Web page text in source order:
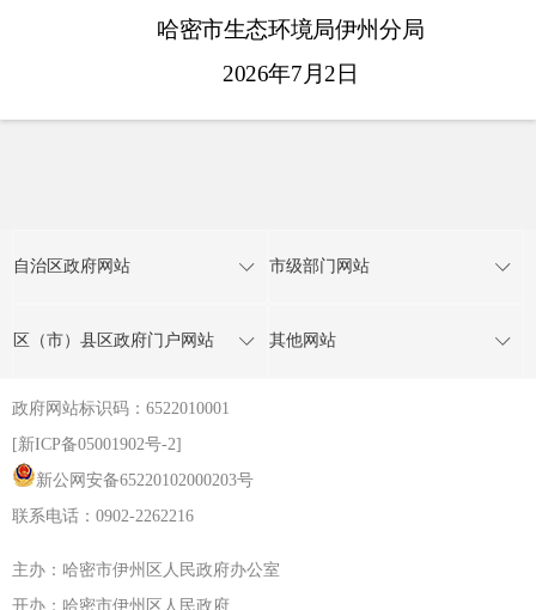
哈密市生态环境局伊州分局
2026年7 月 2 日
自治区政府网站 市级部门网站
区（市）县区政府门户网站 其他网站
政府网站标识码：6522010001
[新ICP备05001902号-2]
新公网安备65220102000203号
联系电话：0902-2262216
主办：哈密市伊州区人民政府办公室
开办：哈密市伊州区人民政府